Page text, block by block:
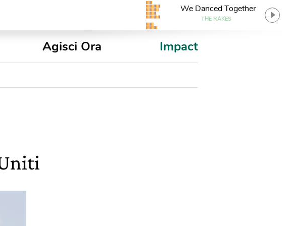
We Danced Together
THE RAKES
Agisci Ora Impact